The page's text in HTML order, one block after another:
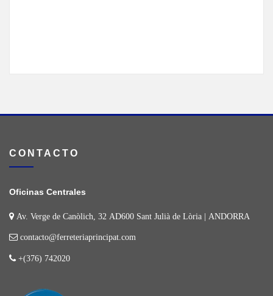
CONTACTO
Oficinas Centrales
Av. Verge de Canòlich, 32 AD600 Sant Julià de Lòria | ANDORRA
contacto@ferreteriaprincipat.com
+(376) 742020